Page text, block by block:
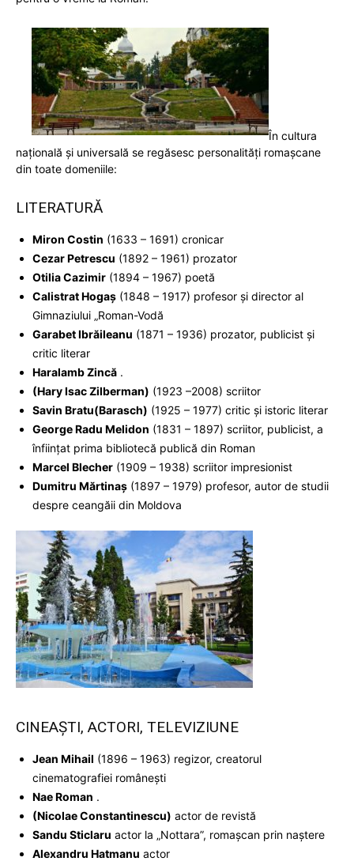
În cultura
naţională şi universală se regăsesc personalități romașcane
din toate domeniile:
LITERATURĂ
Miron Costin (1633 – 1691) cronicar
Cezar Petrescu (1892 – 1961) prozator
Otilia Cazimir (1894 – 1967) poetă
Calistrat Hogaş (1848 – 1917) profesor şi director al
Gimnaziului „Roman-Vodă
Garabet Ibrăileanu (1871 – 1936) prozator, publicist şi
critic literar
Haralamb Zincă .
(Hary Isac Zilberman) (1923 –2008) scriitor
Savin Bratu(Barasch) (1925 – 1977) critic şi istoric literar
George Radu Melidon (1831 – 1897) scriitor, publicist, a
înfiinţat prima bibliotecă publică din Roman
Marcel Blecher (1909 – 1938) scriitor impresionist
Dumitru Mărtinaş (1897 – 1979) profesor, autor de studii
despre ceangăii din Moldova
CINEAŞTI, ACTORI, TELEVIZIUNE
Jean Mihail (1896 – 1963) regizor, creatorul
cinematografiei româneşti
Nae Roman .
(Nicolae Constantinescu) actor de revistă
Sandu Sticlaru actor la „Nottara”, romaşcan prin naştere
Alexandru Hatmanu actor